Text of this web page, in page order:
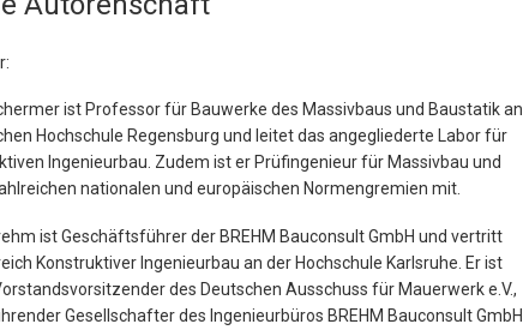
ist Professor für Bauwerke des Massivbaus und Baustatik an
Hochschule Regensburg und leitet das angegliederte Labor für
Ingenieurbau. Zudem ist er Prüfingenieur für Massivbau und
nationalen und europäischen Normengremien mit.
ist Geschäftsführer der BREHM Bauconsult GmbH und vertritt
Konstruktiver Ingenieurbau an der Hochschule Karlsruhe. Er ist
des Deutschen Ausschuss für Mauerwerk e.V.,
Gesellschafter des Ingenieurbüros BREHM Bauconsult GmbH